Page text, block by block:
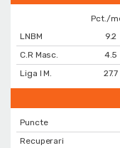
Pct./
LNBM
9.2
C.R Masc.
4.5
Liga I M.
27.7
Puncte
Recuperari